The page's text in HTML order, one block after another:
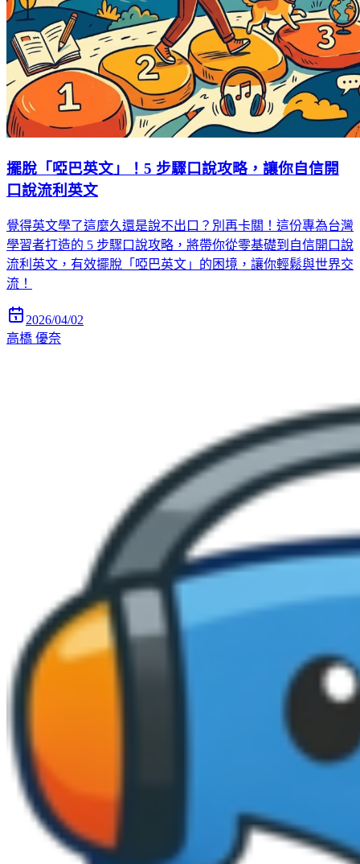
擺脫「啞巴英文」！5 步驟口說攻略，讓你自信開
口說流利英文
覺得英文學了這麼久還是說不出口？別再卡關！這份專為台灣
學習者打造的 5 步驟口說攻略，將帶你從零基礎到自信開口說
流利英文，有效擺脫「啞巴英文」的困境，讓你輕鬆與世界交
流！
2026/04/02
高橋 優奈